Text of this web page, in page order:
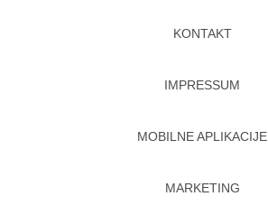
KONTAKT
IMPRESSUM
MOBILNE APLIKACIJE
MARKETING